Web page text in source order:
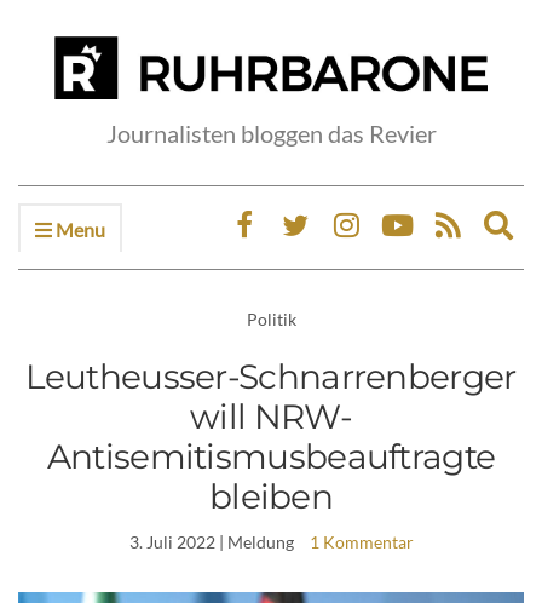
Journalisten bloggen das Revier
Menu
Politik
Leutheusser-Schnarrenberger
will NRW-
Antisemitismusbeauftragte
bleiben
3. Juli 2022| Meldung 1 Kommentar